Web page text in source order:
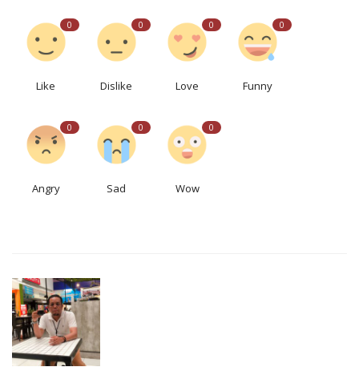
0
Like
0
Dislike
0
Love
0
Funny
0
Angry
0
Sad
0
Wow